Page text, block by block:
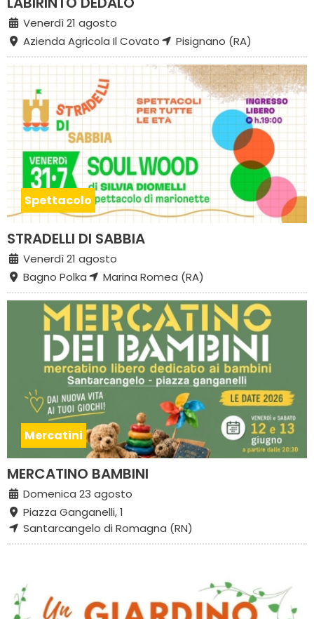
Venerdì 21 agosto
Azienda Agricola Il Covato
Pisignano (RA)
Spettacolo
STRADELLI DI SABBIA
Venerdì 21 agosto
Bagno Polka
Marina Romea (RA)
Mercatini
MERCATINO BAMBINI
Domenica 23 agosto
Piazza Ganganelli, 1
Santarcangelo di Romagna (RN)